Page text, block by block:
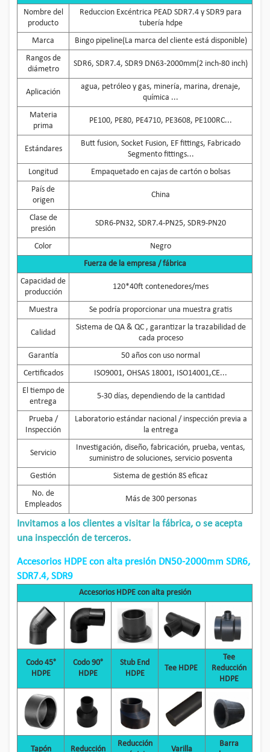
Nombre del
producto
Reduccion Excéntrica PEAD SDR7.4 y SDR9 para
tubería hdpe
Marca
Bingo pipeline(La marca del cliente está disponible)
Rangos de
diámetro
SDR6, SDR7.4, SDR9 DN63-2000mm(2 inch-80 inch)
Aplicación
agua, petróleo y gas, minería, marina, drenaje,
química ...
Materia
prima
PE100, PE80, PE4710, PE3608, PE100RC...
Estándares
Butt fusion, Socket Fusion, EF fittings, Fabricado
Segmento fittings...
Longitud
Empaquetado en cajas de cartón o bolsas
País de
origen
China
Clase de
presión
SDR6-PN32, SDR7.4-PN25, SDR9-PN20
Color
Negro
Fuerza de la empresa / fábrica
Capacidad de
producción
120*40ft contenedores/mes
Muestra Se podría proporcionar una muestra gratis
Calidad
Sistema de QA & QC , garantizar la trazabilidad de
cada proceso
Garantía
50 años con uso normal
Certificados
ISO9001, OHSAS 18001, ISO14001,CE...
El tiempo de
entrega
5-30 días, dependiendo de la cantidad
Prueba /
Inspección
Laboratorio estándar nacional / inspección previa a
la entrega
Servicio
Investigación, diseño, fabricación, prueba, ventas,
suministro de soluciones, servicio posventa
Gestión
Sistema de gestión 8S eficaz
No. de
Empleados
Más de 300 personas
Invitamos a los clientes a visitar la fábrica, o se acepta
una inspección de terceros.
Accesorios HDPE con alta presión DN50-2000mm SDR6,
SDR7.4, SDR9
Accesorios HDPE con alta presión
Codo 45°
HDPE
Codo 90°
HDPE
Stub End
HDPE
Tee HDPE
Tee
Reducción
HDPE
Tapón Reducción
Reducción
Varilla
Barra